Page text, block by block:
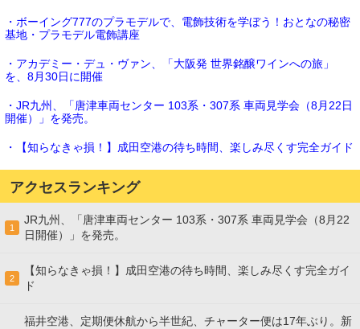
・ボーイング777のプラモデルで、電飾技術を学ぼう！おとなの秘密
基地・プラモデル電飾講座
・アカデミー・デュ・ヴァン、「大阪発 世界銘醸ワインへの旅」
を、8月30日に開催
・JR九州、「唐津車両センター 103系・307系 車両見学会（8月22日
開催）」を発売。
・【知らなきゃ損！】成田空港の待ち時間、楽しみ尽くす完全ガイド
アクセスランキング
1
JR九州、「唐津車両センター 103系・307系 車両見学会（8月22
日開催）」を発売。
2
【知らなきゃ損！】成田空港の待ち時間、楽しみ尽くす完全ガイ
ド
福井空港、定期便休航から半世紀、チャーター便は17年ぶり。新